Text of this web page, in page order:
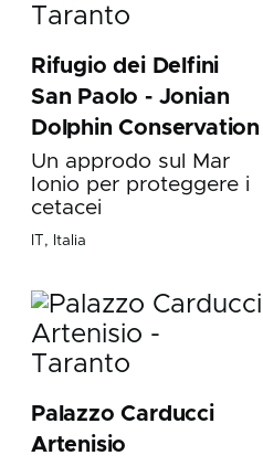
Rifugio dei Delfini
San Paolo - Jonian
Dolphin Conservation
Un approdo sul Mar
Ionio per proteggere i
cetacei
IT, Italia
Palazzo Carducci
Artenisio